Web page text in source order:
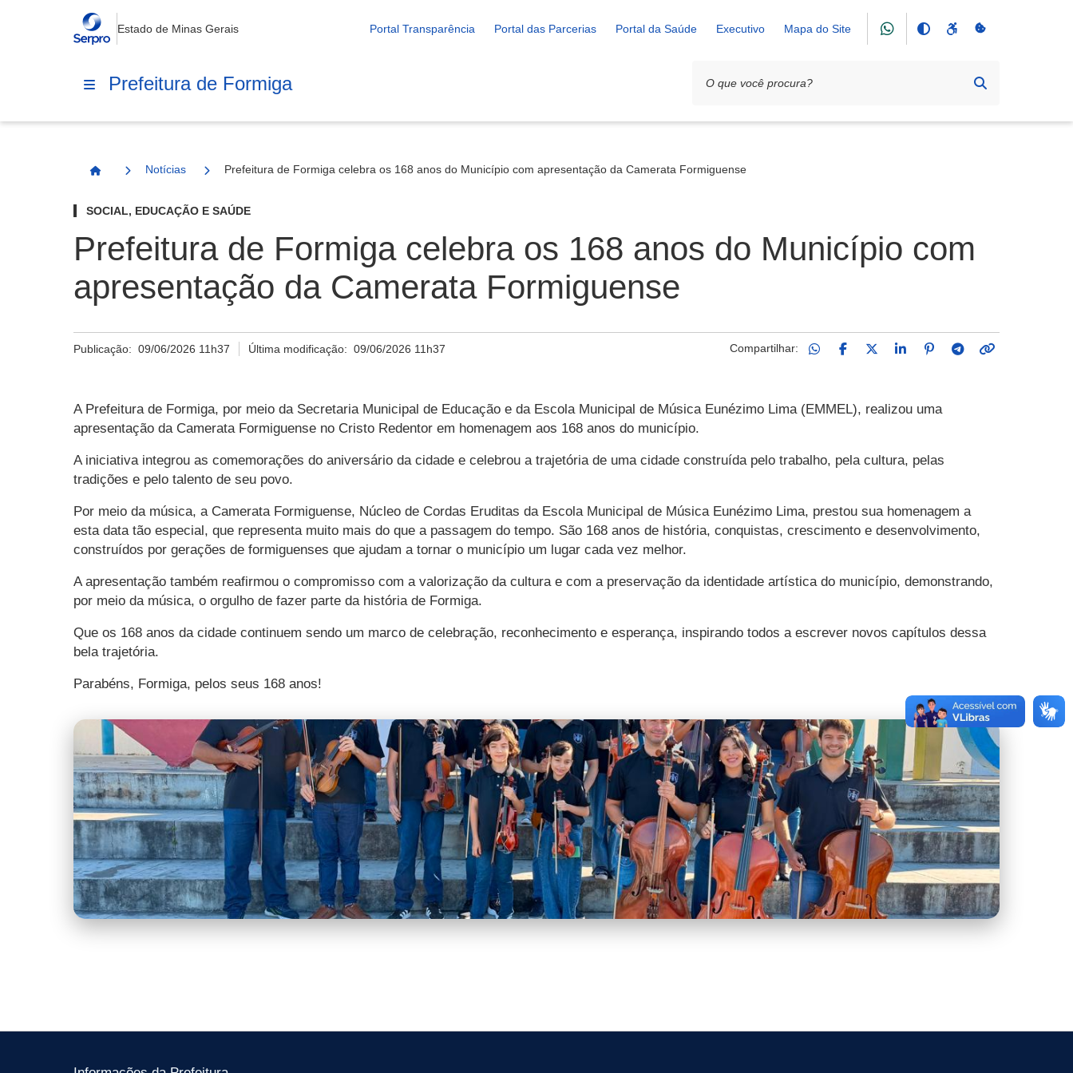
Estado de Minas Gerais Portal Transparência Portal das Parcerias Portal da Saúde Executivo Mapa do Site
Prefeitura de Formiga
Página Inicial
Notícias Prefeitura de Formiga celebra os 168 anos do Município com apresentação da Camerata Formiguense
SOCIAL, EDUCAÇÃO E SAÚDE
Prefeitura de Formiga celebra os 168 anos do Município com
apresentação da Camerata Formiguense
Publicação: 09/06/2026 11h37 Última modificação:09/06/2026 11h37 Compartilhar:
A Prefeitura de Formiga, por meio da Secretaria Municipal de Educação e da Escola Municipal de Música Eunézimo Lima (EMMEL), realizou uma
apresentação da Camerata Formiguense no Cristo Redentor em homenagem aos 168 anos do município.
A iniciativa integrou as comemorações do aniversário da cidade e celebrou a trajetória de uma cidade construída pelo trabalho, pela cultura, pelas
tradições e pelo talento de seu povo.
Por meio da música, a Camerata Formiguense, Núcleo de Cordas Eruditas da Escola Municipal de Música Eunézimo Lima, prestou sua homenagem a
esta data tão especial, que representa muito mais do que a passagem do tempo. São 168 anos de história, conquistas, crescimento e desenvolvimento,
construídos por gerações de formiguenses que ajudam a tornar o município um lugar cada vez melhor.
A apresentação também reafirmou o compromisso com a valorização da cultura e com a preservação da identidade artística do município, demonstrando,
por meio da música, o orgulho de fazer parte da história de Formiga.
Que os 168 anos da cidade continuem sendo um marco de celebração, reconhecimento e esperança, inspirando todos a escrever novos capítulos dessa
bela trajetória.
Parabéns, Formiga, pelos seus 168 anos!